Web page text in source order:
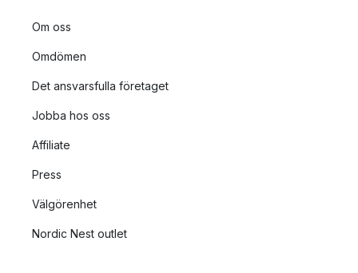
Om oss
Omdömen
Det ansvarsfulla företaget
Jobba hos oss
Affiliate
Press
Välgörenhet
Nordic Nest outlet